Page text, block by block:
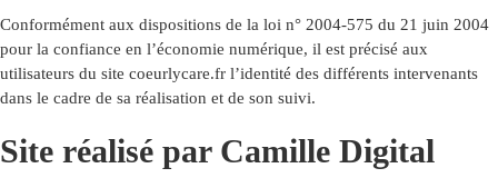
Conformément aux dispositions de la loi n° 2004-575 du 21 juin 2004
pour la confiance en l’économie numérique, il est précisé aux
utilisateurs du site coeurlycare.fr l’identité des différents intervenants
dans le cadre de sa réalisation et de son suivi.
Site réalisé par Camille Digital